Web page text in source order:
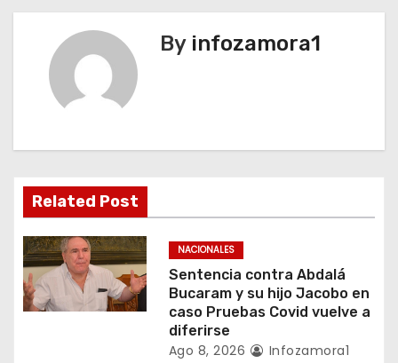
c
e
e
n
t
By infozamora1
Related Post
NACIONALES
Sentencia contra Abdalá
Bucaram y su hijo Jacobo en
caso Pruebas Covid vuelve a
diferirse
Ago 8, 2026 Infozamora1